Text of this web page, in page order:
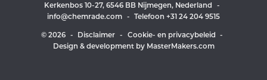
Kerkenbos 10-27, 6546 BB Nijmegen, Nederland
-
info@chemrade.com - Telefoon +31 24 204 9515
© 2026 - Disclaimer - Cookie- en privacybeleid
-
Design & development by MasterMakers.com